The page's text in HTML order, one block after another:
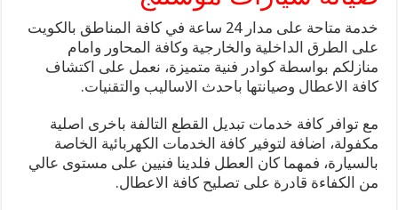
خدمة متاحة على مدار 24 ساعة في كافة المناطق بالكويت
على الطرق الداخلية والخارجية وكافة المحاور وامام
منازلكم بواسطة كوادر فنية متميزة، نعمل على اكتشاف
كافة الاعطال وصيانتها باحدث الاساليب والتقنيات.
مع توافر كافة خدمات تبديل القطع التالفة باخرى اصلية
مكفولة، اضافة لتوفير كافة الخدمات الكهربائية الخاصة
بالسيارة، فمهما كان العطل فلدينا فنيين على مستوى عالي
من الكفاءة قادرة على تصليح كافة الاعطال.